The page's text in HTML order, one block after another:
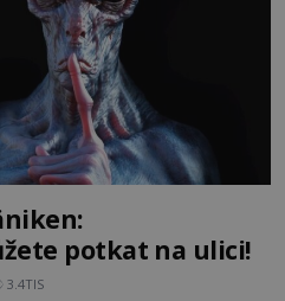
potkat na ulici!
3.4TIS